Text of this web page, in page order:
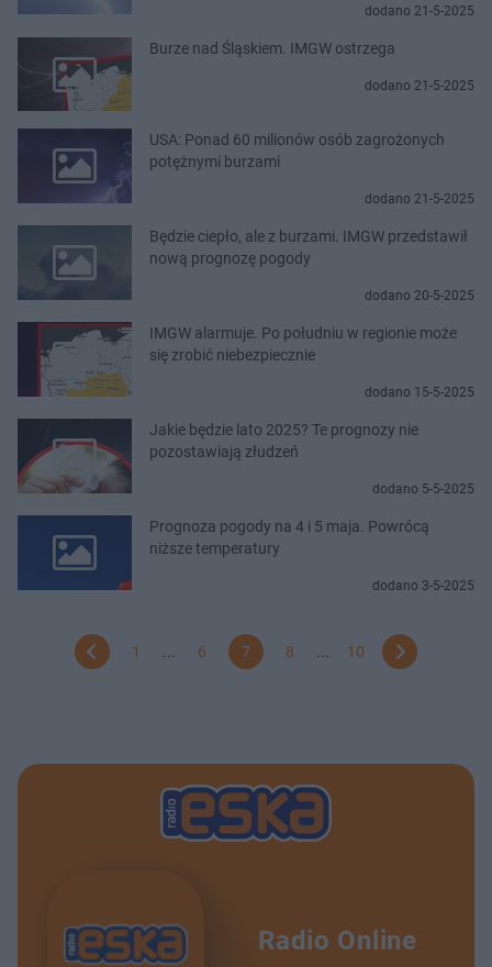
dodano 21-5-2025
Burze nad Śląskiem. IMGW ostrzega
dodano 21-5-2025
USA: Ponad 60 milionów osób zagrożonych
potężnymi burzami
dodano 21-5-2025
Będzie ciepło, ale z burzami. IMGW przedstawił
nową prognozę pogody
dodano 20-5-2025
IMGW alarmuje. Po południu w regionie może
się zrobić niebezpiecznie
dodano 15-5-2025
Jakie będzie lato 2025? Te prognozy nie
pozostawiają złudzeń
dodano 5-5-2025
Prognoza pogody na 4 i 5 maja. Powrócą
niższe temperatury
dodano 3-5-2025
1 ... 6 7 8 ... 10
Radio Online